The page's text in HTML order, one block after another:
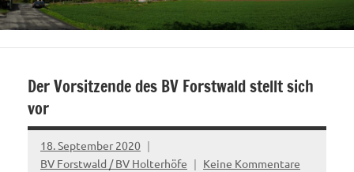
Der Vorsitzende des BV Forstwald stellt sich
vor
18. September 2020
BV Forstwald / BV Holterhöfe
Keine Kommentare